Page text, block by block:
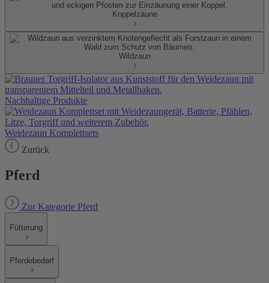
Koppelzäune
Wildzaun
Nachhaltige Produkte
Weidezaun Komplettsets
Zurück
Pferd
Zur Kategorie Pferd
Fütterung
Pferdebedarf